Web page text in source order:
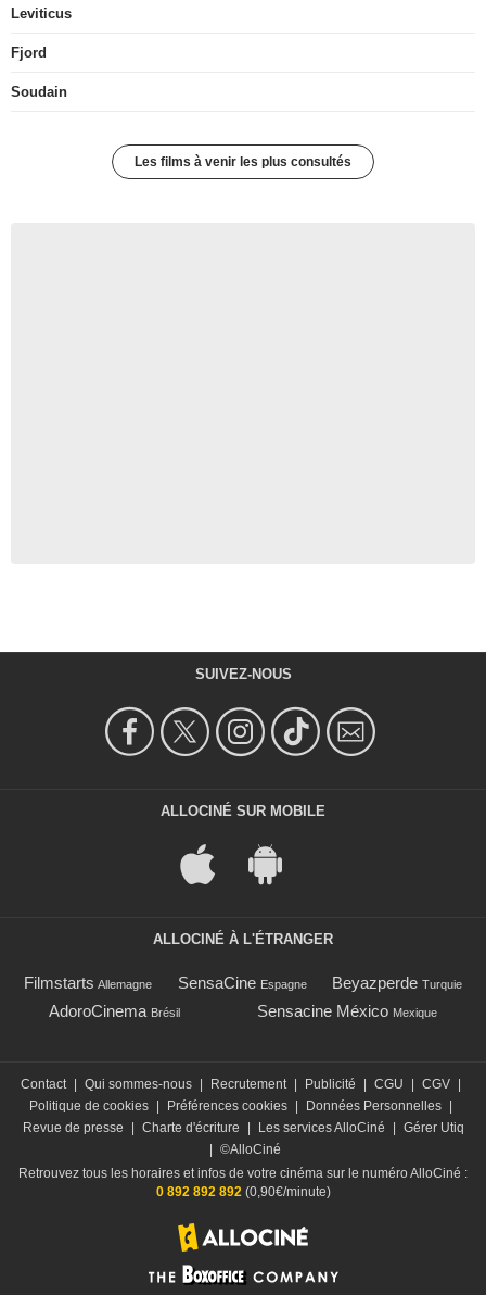
Leviticus
Fjord
Soudain
Les films à venir les plus consultés
SUIVEZ-NOUS
ALLOCINÉ SUR MOBILE
ALLOCINÉ À L'ÉTRANGER
Filmstarts Allemagne SensaCine Espagne Beyazperde Turquie
AdoroCinema Brésil Sensacine México Mexique
Contact Qui sommes-nous Recrutement Publicité CGU CGV
Politique de cookies
Préférences cookies Données Personnelles
Revue de presse
Charte d'écriture Les services AlloCiné
Gérer Utiq
©AlloCiné
Retrouvez tous les horaires et infos de votre cinéma sur le numéro AlloCiné :
0 892 892 892(0,90€/minute)